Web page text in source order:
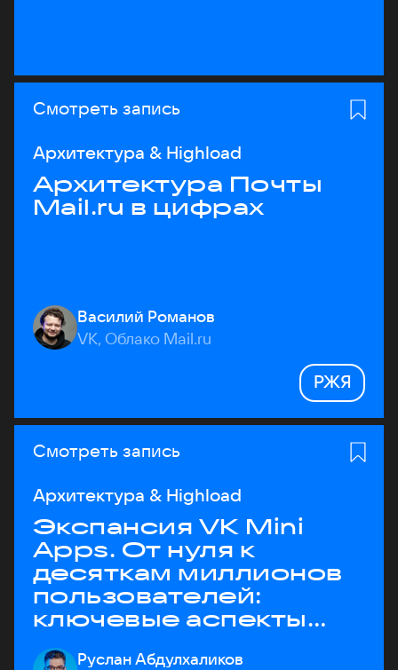
Смотреть запись
Архитектура & Highload
Архитектура Почты
Mail.ru в цифрах
Василий Романов
VK, Облако Mail.ru
РЖЯ
Смотреть запись
Архитектура & Highload
Экспансия VK Mini
Apps. От нуля к
десяткам миллионов
пользователей:
ключевые аспекты
архитектуры
Руслан Абдулхаликов